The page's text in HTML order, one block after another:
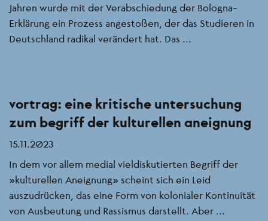
Jahren wurde mit der Verabschiedung der Bologna-
Erklärung ein Prozess angestoßen, der das Studieren in
Deutschland radikal verändert hat. Das ...
vortrag: eine kritische untersuchung
zum begriff der kulturellen aneignung
15.11.2023
In dem vor allem medial vieldiskutierten Begriff der
„kulturellen Aneignung” scheint sich ein Leid
auszudrücken, das eine Form von kolonialer Kontinuität
von Ausbeutung und Rassismus darstellt. Aber ...